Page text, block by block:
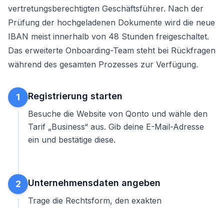
vertretungsberechtigten Geschäftsführer. Nach der
Prüfung der hochgeladenen Dokumente wird die neue
IBAN meist innerhalb von 48 Stunden freigeschaltet.
Das erweiterte Onboarding-Team steht bei Rückfragen
während des gesamten Prozesses zur Verfügung.
1 Registrierung starten
Besuche die Website von Qonto und wähle den
Tarif „Business“ aus. Gib deine E-Mail-Adresse
ein und bestätige diese.
2 Unternehmensdaten angeben
Trage die Rechtsform, den exakten